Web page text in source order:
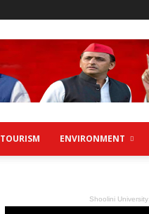
TOURISM ENVIRONMENT
Shoolini University